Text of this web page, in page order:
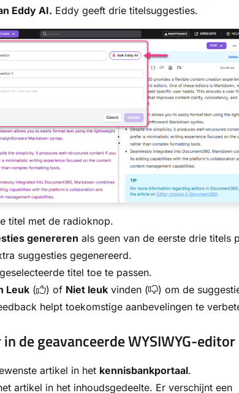
Eddy AI. Eddy geeft drie titelsuggesties.
titel met de radioknop.
genereren als geen van de eerste drie titels
suggesties gegenereerd.
titel toe te passen.
Leuk ( ) of Niet leuk vinden (
) om de
helpt toekomstige aanbevelingen te
de geavanceerde WYSIWYG-editor
artikel in het kennisbankportaal.
artikel in het inhoudsgedeelte. Er verschijnt een